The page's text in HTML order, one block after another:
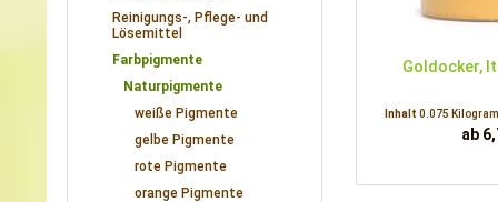
Reinigungs-, Pflege- und
Lösemittel
Farbpigmente
Naturpigmente
weiße Pigmente
gelbe Pigmente
rote Pigmente
orange Pigmente
Goldocker,
Inhalt 0.075
ab